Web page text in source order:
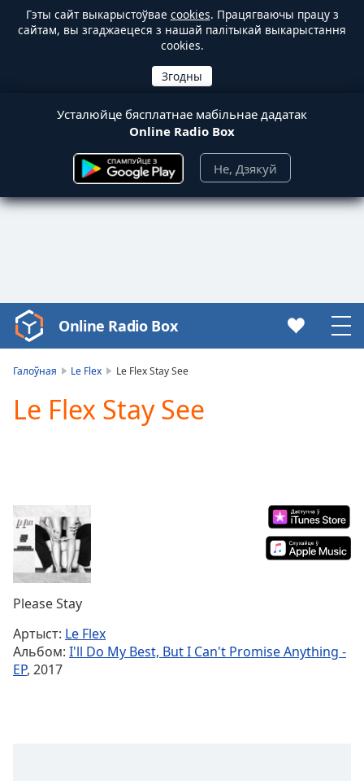
Гэты сайт выкарыстоўвае cookies. Працягваючы працу з
сайтам, вы згаджаецеся з нашай палітыкай выкарыстання
cookies.
Усталюйце бясплатнае мабільнае дадатак
Online Radio Box
Не, Дзякуй
Video
Player
Play
Video
Mute
Current
Time0:00
Duration-:-
Loaded:
Stream
TypeLIVE
Seek to
Online Radio Box
Галоўная Le Flex Le Flex Stay See
Le Flex Stay See
Please Stay
Артыст: Le Flex
Альбом: I'll Do My Best, But I Can't Promise Anything -
EP, 2017